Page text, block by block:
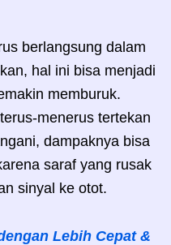
berlangsung dalam
hal ini bisa menjadi
memburuk.
menerus tertekan
dampaknya bisa
saraf yang rusak
sinyal ke otot.
Lebih Cepat &